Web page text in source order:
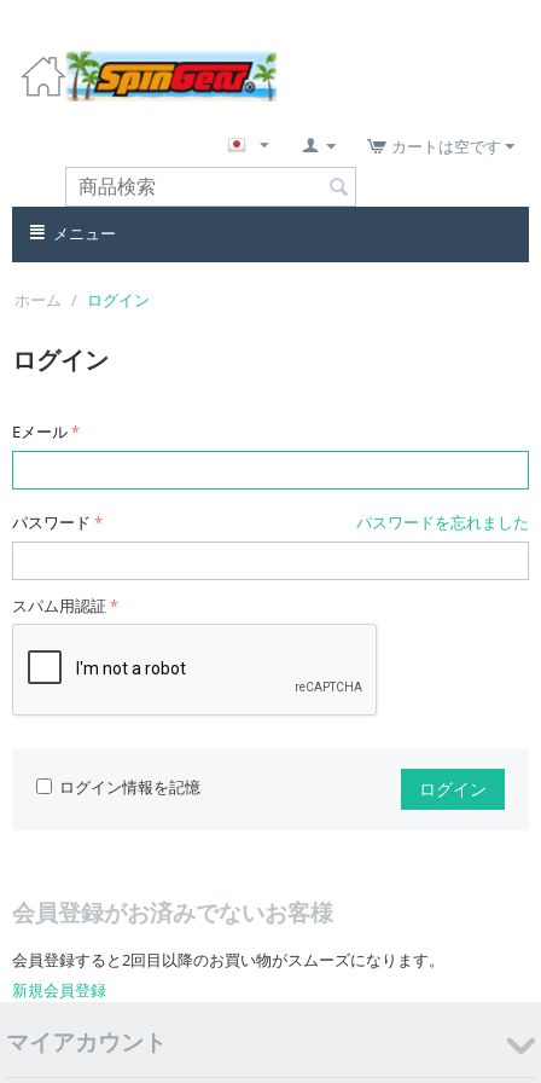
カートは空です
メニュー
ホーム / ログイン
ログイン
Eメール
パスワード パスワードを忘れました
スパム用認証
ログイン
ログイン情報を記憶
会員登録がお済みでないお客様
会員登録すると2回目以降のお買い物がスムーズになります。
新規会員登録
マイアカウント